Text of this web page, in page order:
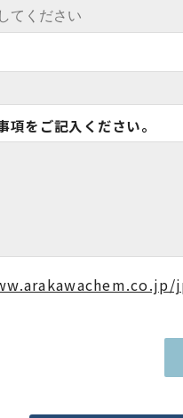
をご記入ください。